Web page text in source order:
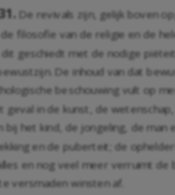
De revivals zijn, gelijk boven
filosofie van de religie en de
geschiedt met de nodige
De inhoud van dat
beschouwing vult op
geval in de kunst, de
bij het kind, de jongeling, de
en de puberteit; de
en nog veel meer verruimt
versmaden winsten af.